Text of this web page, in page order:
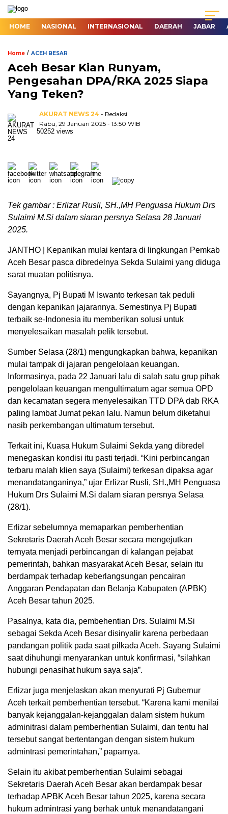
HOME NASIONAL INTERNASIONAL DAERAH JABAR
Home / ACEH BESAR
Aceh Besar Kian Runyam,
Pengesahan DPA/RKA 2025 Siapa
Yang Teken?
AKURAT NEWS 24 - Redaksi
Rabu, 29 Januari 2025 - 13:50 WIB
50252 views
Tek gambar : Erlizar Rusli, SH.,MH Penguasa Hukum Drs
Sulaimi M.Si dalam siaran persnya Selasa 28 Januari
2025.
JANTHO | Kepanikan mulai kentara di lingkungan Pemkab
Aceh Besar pasca dibredelnya Sekda Sulaimi yang diduga
sarat muatan politisnya.
Sayangnya, Pj Bupati M Iswanto terkesan tak peduli
dengan kepanikan jajarannya. Semestinya Pj Bupati
terbaik se-Indonesia itu memberikan solusi untuk
menyelesaikan masalah pelik tersebut.
Sumber Selasa (28/1) mengungkapkan bahwa, kepanikan
mulai tampak di jajaran pengelolaan keuangan.
Informasinya, pada 22 Januari lalu di salah satu grup pihak
pengelolaan keuangan mengultimatum agar semua OPD
dan kecamatan segera menyelesaikan TTD DPA dab RKA
paling lambat Jumat pekan lalu. Namun belum diketahui
nasib perkembangan ultimatum tersebut.
Terkait ini, Kuasa Hukum Sulaimi Sekda yang dibredel
menegaskan kondisi itu pasti terjadi. “Kini perbincangan
terbaru malah klien saya (Sulaimi) terkesan dipaksa agar
menandatanganinya,” ujar Erlizar Rusli, SH.,MH Penguasa
Hukum Drs Sulaimi M.Si dalam siaran persnya Selasa
(28/1).
Erlizar sebelumnya memaparkan pemberhentian
Sekretaris Daerah Aceh Besar secara mengejutkan
ternyata menjadi perbincangan di kalangan pejabat
pemerintah, bahkan masyarakat Aceh Besar, selain itu
berdampak terhadap keberlangsungan pencairan
Anggaran Pendapatan dan Belanja Kabupaten (APBK)
Aceh Besar tahun 2025.
Pasalnya, kata dia, pembehentian Drs. Sulaimi M.Si
sebagai Sekda Aceh Besar disinyalir karena perbedaan
pandangan politik pada saat pilkada Aceh. Sayang Sulaimi
saat dihuhungi menyarankan untuk konfirmasi, “silahkan
hubungi penasihat hukum saya saja”.
Erlizar juga menjelaskan akan menyurati Pj Gubernur
Aceh terkait pemberhentian tersebut. “Karena kami menilai
banyak kejanggalan-kejanggalan dalam sistem hukum
adminitrasi dalam pemberhentian Sulaimi, dan tentu hal
tersebut sangat bertentangan dengan sistem hukum
admintrasi pemerintahan,” paparnya.
Selain itu akibat pemberhentian Sulaimi sebagai
Sekretaris Daerah Aceh Besar akan berdampak besar
terhadap APBK Aceh Besar tahun 2025, karena secara
hukum admintrasi yang berhak untuk menandatangani